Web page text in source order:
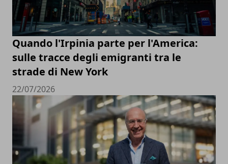
Quando l'Irpinia parte per l'America:
sulle tracce degli emigranti tra le
strade di New York
22/07/2026